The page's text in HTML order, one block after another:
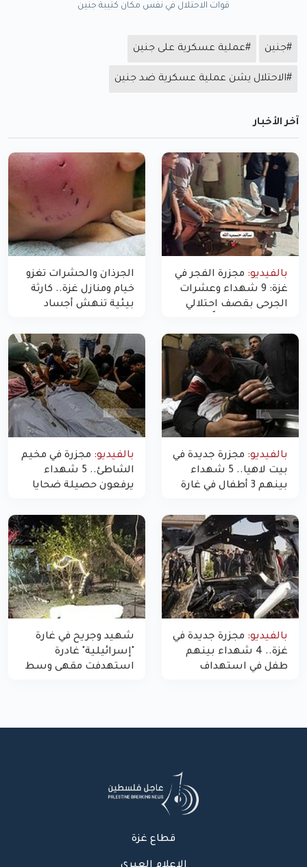
قوات الاحتلال في نفس مكان كتيبة جنين
#جنين #عملية عسكرية على جنين
#الاحتلال يشن عملية عسكرية ضد جنين
آخر الأخبار
بالفيديو: مجزرة الفجر في
غزة: 9 شهداء وعشرات
الجرحى بقصف احتلالي
الجرذان والحشرات تغزو
خيام ومنازل غزة.. كارثة
بيئية تنهش أجساد
بالفيديو: مجزرة جديدة في
بيت لاهيا.. 5 شهداء
بينهم 3 أطفال في غارة
غزة
بالفيديو: مجزرة في مخيم
الشاطئ.. 5 شهداء
يرفعون حصيلة ضحايا
بالفيديو: مجزرة جديدة في
غزة.. 4 شهداء بينهم
طفل في استهداف
شهيد وجريح في غارة
"إسرائيلية" غادرة
استهدفت مقهى وسط
قطاع غزة